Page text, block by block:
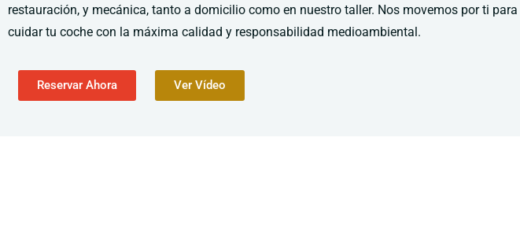
restauración, y mecánica, tanto a domicilio como en nuestro taller. Nos movemos por ti para
cuidar tu coche con la máxima calidad y responsabilidad medioambiental.
Reservar Ahora Ver Vídeo